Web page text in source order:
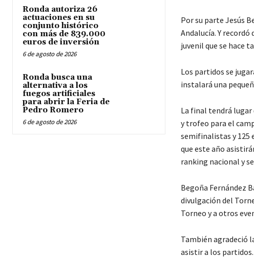
Ronda autoriza 26
actuaciones en su
conjunto histórico
con más de 839.000
euros de inversión
6 de agosto de 2026
Ronda busca una
alternativa a los
fuegos artificiales
para abrir la Feria de
Pedro Romero
6 de agosto de 2026
Por su parte Jesús
Andalucía. Y recordó
juvenil que se hace
Los partidos se
instalará una
La final tendrá lugar
y trofeo para el
semifinalistas y 125
que este año
ranking nacional y
Begoña Fernández
divulgación del
Torneo y a otros
También agradeció
asistir a los partidos.